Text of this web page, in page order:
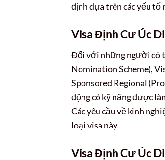
định dựa trên các yếu tố
Visa Định Cư Úc
Đối với những người có
Nomination Scheme),
Sponsored Regional
động có kỹ năng được
Các yêu cầu về kinh
loại visa này.
Visa Định Cư Úc